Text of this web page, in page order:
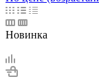
Новинка